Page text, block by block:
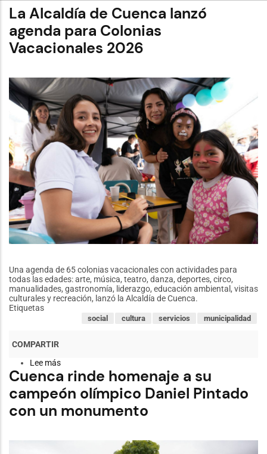
(S)
Marisol
constata
avance
del
los
Jóvenes
La Alcaldía de Cuenca lanzó
agenda para Colonias
Vacacionales 2026
Una agenda de 65 colonias vacacionales con actividades para
todas las edades: arte, música, teatro, danza, deportes, circo,
manualidades, gastronomía, liderazgo, educación ambiental, visitas
culturales y recreación, lanzó la Alcaldía de Cuenca.
Etiquetas
municipalidad
servicios
cultura
social
Lee más
La
Alcaldía
de
Cuenca
lanzó
Cuenca rinde homenaje a su
campeón olímpico Daniel Pintado
con un monumento